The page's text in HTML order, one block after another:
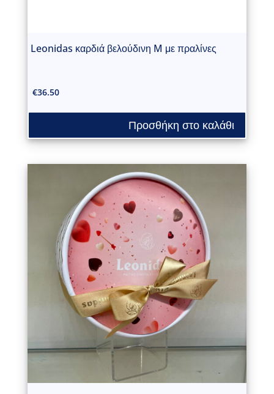
Leonidas καρδιά βελούδινη M με πραλίνες
€36.50
Προσθήκη στο καλάθι